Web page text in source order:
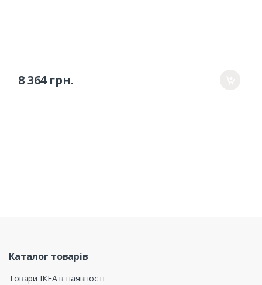
8 364 грн.
Каталог товарів
Товари ІКЕА в наявності